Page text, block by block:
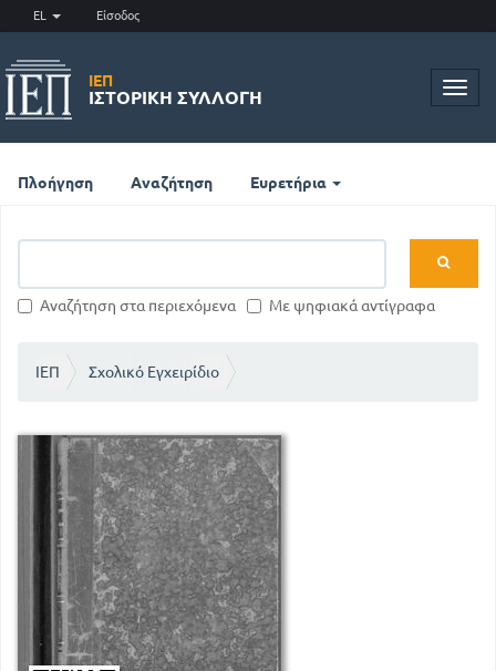
EL Είσοδος
ΙΕΠ
ΙΣΤΟΡΙΚΉ ΣΥΛΛΟΓΉ
Πλοήγηση Αναζήτηση Ευρετήρια
Αναζήτηση στα περιεχόμενα Με ψηφιακά αντίγραφα
ΙΕΠ Σχολικό Εγχειρίδιο